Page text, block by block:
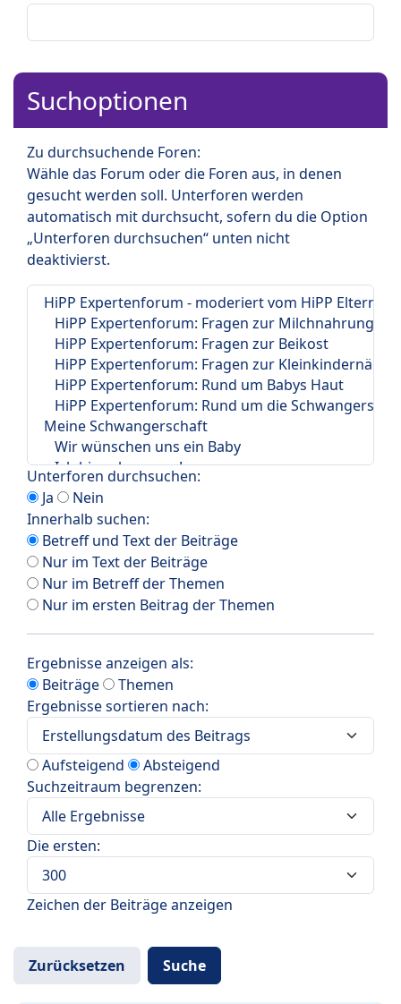
Suchoptionen
Zu durchsuchende Foren:
Wähle das Forum oder die Foren aus, in denen
gesucht werden soll. Unterforen werden
automatisch mit durchsucht, sofern du die Option
„Unterforen durchsuchen“ unten nicht
deaktivierst.
Unterforen durchsuchen:
Ja
Nein
Innerhalb suchen:
Betreff und Text der Beiträge
Nur im Text der Beiträge
Nur im Betreff der Themen
Nur im ersten Beitrag der Themen
Ergebnisse anzeigen als:
Beiträge
Themen
Ergebnisse sortieren nach:
Aufsteigend
Absteigend
Suchzeitraum begrenzen:
Die ersten:
Zeichen der Beiträge anzeigen